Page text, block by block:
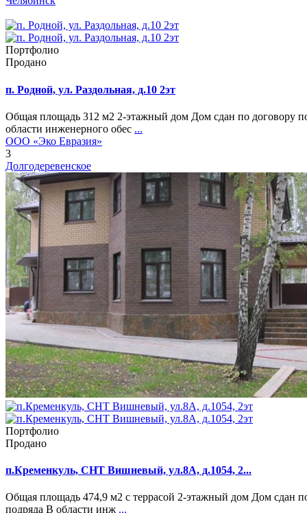
Портфолио
Продано
п. Родной, ул. Раздольная, д.10 2эт
Общая площадь 312 м2 2-этажный дом Дом сдан по договору
области инженерного обес ...
ООО «Эко Евразия»
3
Долгодеревенское
Портфолио
Продано
п.Кременкуль, СНТ Вишневый, ул.8А, д.1054, 2...
Общая площадь 474,9 м2 с террасой 2-этажный дом Дом сдан
подряда В области инж ...